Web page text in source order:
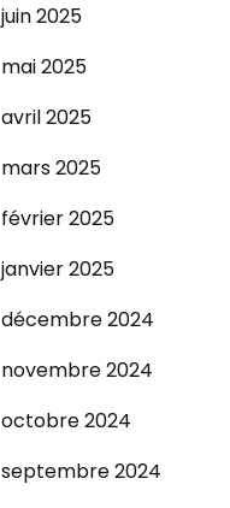
juin 2025
mai 2025
avril 2025
mars 2025
février 2025
janvier 2025
décembre 2024
novembre 2024
octobre 2024
septembre 2024